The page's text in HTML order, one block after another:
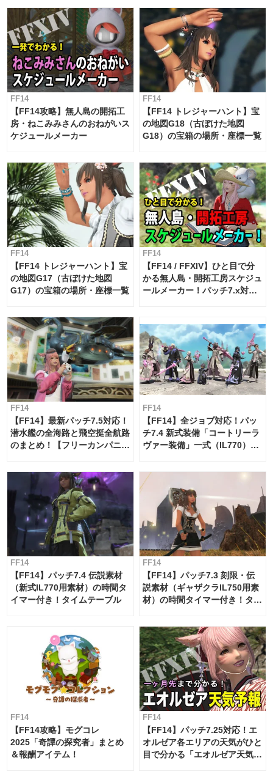
対応 / 毎週更新中】
FF14
【FF14攻略】無人島の開拓工
房・ねこみみさんのおねがいス
ケジュールメーカー
FF14
【FF14 トレジャーハント】宝
の地図G18（古ぼけた地図
G18）の宝箱の場所・座標一覧
FF14
【FF14 トレジャーハント】宝
の地図G17（古ぼけた地図
G17）の宝箱の場所・座標一覧
FF14
【FF14 / FFXIV】ひと目で分
かる無人島・開拓工房スケジュ
ールメーカー！パッチ7.x対応
FF14
【FF14】最新パッチ7.5対応！
潜水艦の全海路と飛空挺全航路
のまとめ！【フリーカンパニ
FF14
【FF14】全ジョブ対応！パッ
チ7.4 新式装備「コートリーラ
ヴァー装備」一式（IL770）の
FF14
【FF14】パッチ7.4 伝説素材
（新式IL770用素材）の時間タ
イマー付き！タイムテーブル
FF14
【FF14】パッチ7.3 刻限・伝
説素材（ギャザクラIL750用素
材）の時間タイマー付き！タイ
FF14
【FF14攻略】モグコレ
2025「奇譚の探究者」まとめ
＆報酬アイテム！
FF14
【FF14】パッチ7.25対応！エ
オルゼア各エリアの天気がひと
目で分かる「エオルゼア天気予